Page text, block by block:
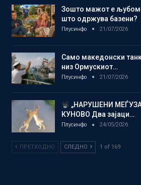
Зошто мажот е
што одржува базени?
Плусинфо 21/07/2026
Само македонски
низ Ормускиот…
Плусинфо 21/07/2026
„НАРУШЕНИ
КУНОВО Два зајаци…
Плусинфо 24/05/2026
ПРЕТХОДНО СЛЕДНО 1 of 169